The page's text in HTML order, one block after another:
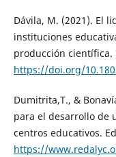
Dávila, M. (2021). El
instituciones
producción científica.
https://doi.org/
Dumitrita,T., &
para el desarrollo de
centros educativos.
https://